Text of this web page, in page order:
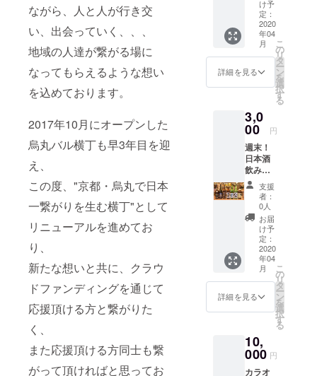
ながら、人と人が行き交
い、出会っていく、、、
地域の人達が繋がる場に
なってもらえるような想い
を込めております。
2017年10月にオープンした
烏丸バル横丁も早3年目を迎
え、
この度、"京都・烏丸で日本
一繋がりを生む横丁"として
リニューアルを進めてお
り、
新たな想いと共に、クラウ
ドファンディングを通じて
応援頂ける方と繋がりた
く、
また応援頂ける方同士も繋
がって頂ければと思ってお
ラッスリー /
テキサス
バーベ
キューレス
トラン / グア
飲食店・デ
イサービ
ス・ケータ
リング会社
のマネージ
メント / 恵比
寿の大規模
ダイニング
バー / 六本
木・赤坂の
ネージメン
横丁等をプ
ロデュース
する会社
という
あなた
へ！ ハ
シゴ3店
舗をハ
シゴし
て、各
店舗の
メの食
事＋お
好きな1
杯（合
計4,000
円相
当） ＋
5月のイ
ベント
ご招待
（2020
年5月中
旬を予
定）
け予
定：
2020
年04
月
詳細を見る
こ
の
リ
タ
ー
ン
を
選
択
す
る
3,0
00 円
週末！
日本酒
飲み放
題！ 週
末は飲
み倒し
たい！
という
あなた
へ！ 土
日祝限
定！日
本酒飲
み放
題！
（通常
円 本
チケッ
トご購
入の方
支援
者：
0人
お届
け予
定：
2020
年04
月
詳細を見る
こ
の
リ
タ
ー
ン
を
選
択
す
る
10,
000 円
カラオ